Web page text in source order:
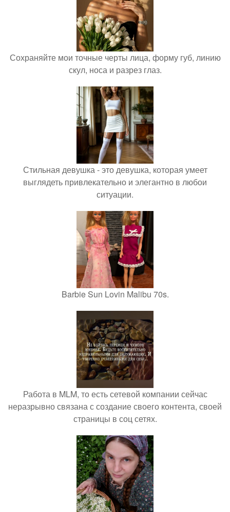
Сохраняйте мои точные черты лица, форму губ, линию
скул, носа и разрез глаз.
Стильная девушка - это девушка, которая умеет
выглядеть привлекательно и элегантно в любои
ситуации.
Barbie Sun Lovin Malibu 70s.
Работа в MLM, то есть сетевой компании сейчас
неразрывно связана с создание своего контента, своей
страницы в соц сетях.